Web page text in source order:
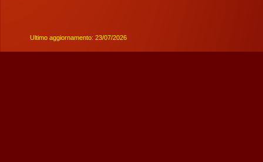
Ultimo aggiornamento: 23/07/2026